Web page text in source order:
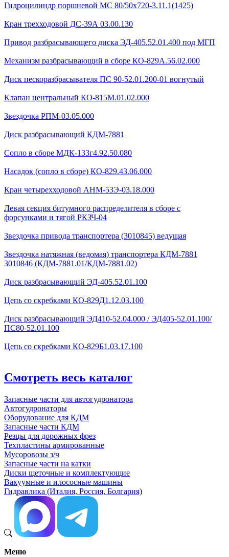
Гидроцилиндр поршневой МС 80/50х720-3.11.1(1425)
Кран трехходовой ДС-39А 03.00.130
Привод разбрасывающего диска ЭД-405.52.01.400 под МГП
Механизм разбрасывающий в сборе КО-829А.56.02.000
Диск пескоразбрасывателя ПС 90-52.01.200-01 вогнутый
Клапан центральный КО-815М.01.02.000
Звездочка РПМ-03.05.000
Диск разбрасывающий КДМ-7881
Сопло в сборе МДК-133г4.92.50.080
Насадок (сопло в сборе) КО-829.43.06.000
Кран четырехходовой AHМ-53Э-03.18.000
Левая секция битумного распределителя в сборе с
форсунками и тягой РКЗЧ-04
Звездочка привода транспортера (3010845) ведущая
Звездочка натяжная (ведомая) транспортера КДМ-7881
3010846 (КДМ-7881.01/КДМ-7881.02)
Диск разбрасывающий ЭД-405.52.01.100
Цепь со скребками КО-829Д1.12.03.100
Диск разбрасывающий ЭД410-52.04.000 / ЭД405-52.01.100/
ПС80-52.01.100
Цепь со скребками КО-829Б1.03.17.100
Смотреть весь каталог
Запасные части для автогудронатора
Автогудронаторы
Оборудование для КДМ
Запасные части КДМ
Резцы для дорожных фрез
Техпластины армированные
Мусоровозы з/ч
Запасные части на катки
Диски щеточные и комплектующие
Вакуумные и илососные машины
Гидравлика (Италия, Россия, Болгария)
Меню